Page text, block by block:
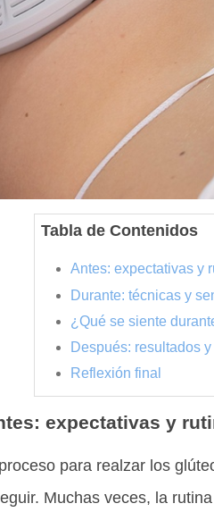
Tabla de Contenidos
Antes: expectativas y
Durante: técnicas y
¿Qué se siente
Después: resultados
Reflexión final
expectativas y
para realzar los
Muchas veces, la